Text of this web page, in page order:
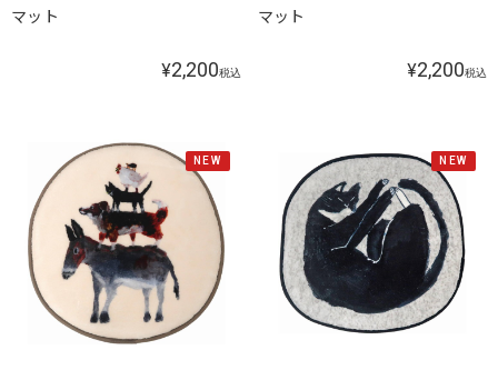
マット
¥2,200税込
マット
¥2,200税込
NEW NEW